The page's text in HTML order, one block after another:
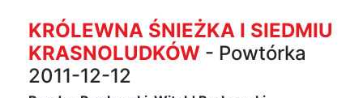
KRÓLEWNA ŚNIEŻKA I SIEDMIU
KRASNOLUDKÓW - Powtórka
2011-12-12